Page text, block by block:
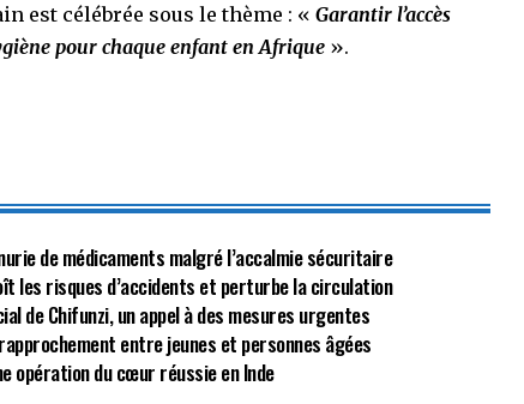
est célébrée sous le thème : «Garantir l’accès
pour chaque enfant en Afrique ».
de médicaments malgré l’accalmie sécuritaire
les risques d’accidents et perturbe la circulation
de Chifunzi, un appel à des mesures urgentes
entre jeunes et personnes âgées
opération du cœur réussie en Inde